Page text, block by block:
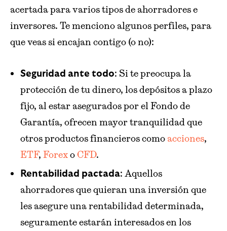
acertada para varios tipos de ahorradores e
inversores. Te menciono algunos perfiles, para
que veas si encajan contigo (o no):
Seguridad ante todo: Si te preocupa la
protección de tu dinero, los depósitos a plazo
fijo, al estar asegurados por el Fondo de
Garantía, ofrecen mayor tranquilidad que
otros productos financieros comoacciones,
ETF, ForexoCFD.
Rentabilidad pactada: Aquellos
ahorradores que quieran una inversión que
les asegure una rentabilidad determinada,
seguramente estarán interesados en los